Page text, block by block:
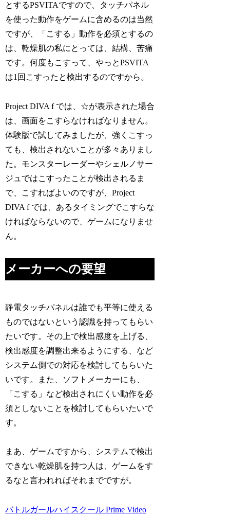
とするPSVITAですので、タッチパネル
を使った動作をゲームに含めるのは当然
ですが、「こする」動作を必須とするの
は、乾燥肌の私にとっては、結構、苦痛
です。何度もこすって、やっとPSVITA
は1回こすったと検出するのですから。
Project DIVA f では、☆が表示された場合
は、画面をこすらなければなりません。
体験版で試してみましたが、強くこすっ
ても、検出されないことが多々ありまし
た。モンスターレーダーやシェルノサー
ジュではこすったことが検出されるま
で、こすればよいのですが、Project
DIVA f では、あるタイミングでこすらな
ければならないので、ゲームになりませ
ん。
メーカーへの要望
静電タッチパネルは誰でも平等に使える
ものではないという認識を持ってもらい
たいです。その上で検出感度を上げる、
検出感度を調整出来るようにする、など
システム側での対応を検討してもらいた
いです。また、ソフトメーカーにも、
「こする」など検出されにくい動作を必
須としないことを検討してもらいたいで
す。
まあ、ゲームですから、システムで検出
できない乾燥肌を持つ人は、ゲームをす
るなと言われればそれまでですが。
バトルガールハイスクール Prime Video